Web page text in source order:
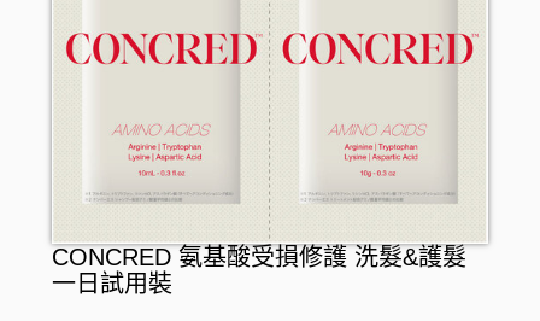
CONCRED 氨基酸受損修護 洗髮&護髮
一日試用裝